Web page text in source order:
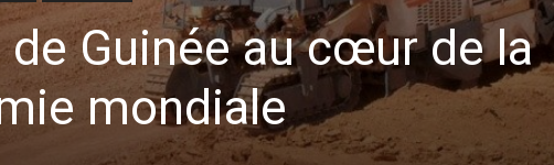
de Guinée au cœur de la
mondiale